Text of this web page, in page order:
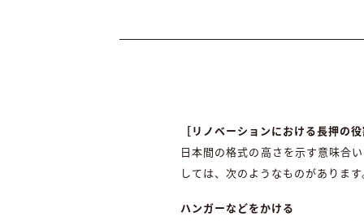
［リノベーションにおける長押の役
日本間の格式の高さを示す意味合
しては、次のようなものがあります
ハンガーなどをかける